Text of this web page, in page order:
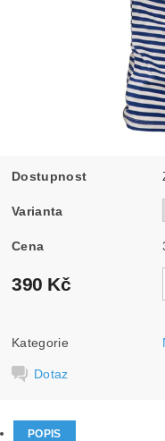
Dostupnost
Varianta
Cena
390 Kč
Kategorie
Dotaz
POPIS